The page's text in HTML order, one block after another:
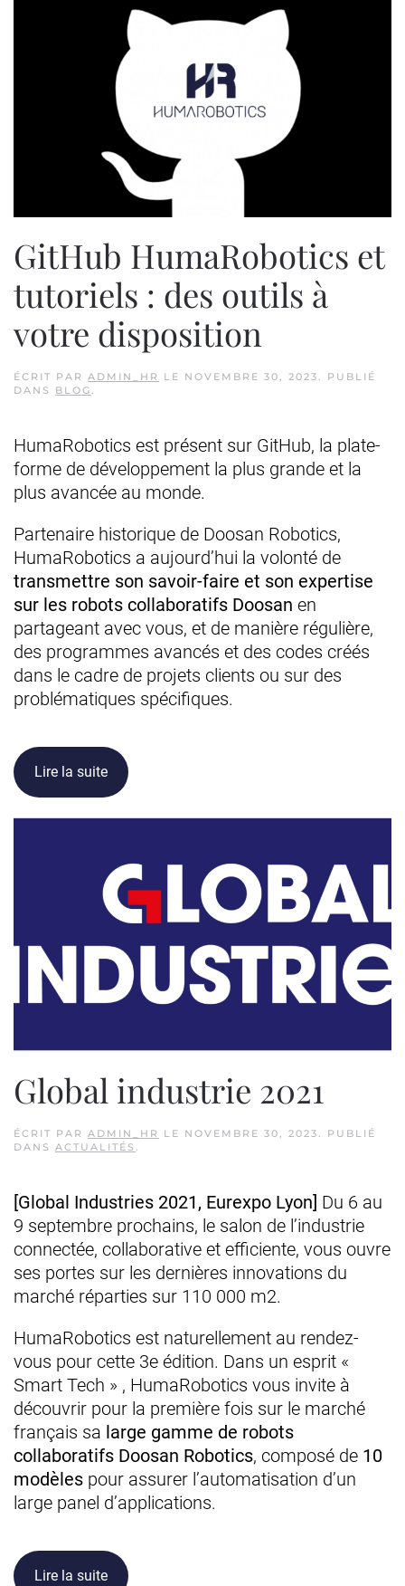
GitHub HumaRobotics et
tutoriels : des outils à
votre disposition
ÉCRIT PAR ADMIN_HR LE NOVEMBRE 30, 2023. PUBLIÉ
DANS BLOG.
HumaRobotics est présent sur GitHub, la plate-
forme de développement la plus grande et la
plus avancée au monde.
Partenaire historique de Doosan Robotics,
HumaRobotics a aujourd’hui la volonté de
transmettre son savoir-faire et son expertise
sur les robots collaboratifs Doosan en
partageant avec vous, et de manière régulière,
des programmes avancés et des codes créés
dans le cadre de projets clients ou sur des
problématiques spécifiques.
Lire la suite
Global industrie 2021
ÉCRIT PAR ADMIN_HR LE NOVEMBRE 30, 2023. PUBLIÉ
DANS ACTUALITÉS .
[Global Industries 2021, Eurexpo Lyon] Du 6 au
9 septembre prochains, le salon de l’industrie
connectée, collaborative et efficiente, vous ouvre
ses portes sur les dernières innovations du
marché réparties sur 110 000 m2.
HumaRobotics est naturellement au rendez-
vous pour cette 3e édition. Dans un esprit «
Smart Tech » , HumaRobotics vous invite à
découvrir pour la première fois sur le marché
français sa large gamme de robots
collaboratifs Doosan Robotics, composé de 10
modèles pour assurer l’automatisation d’un
large panel d’applications.
Lire la suite